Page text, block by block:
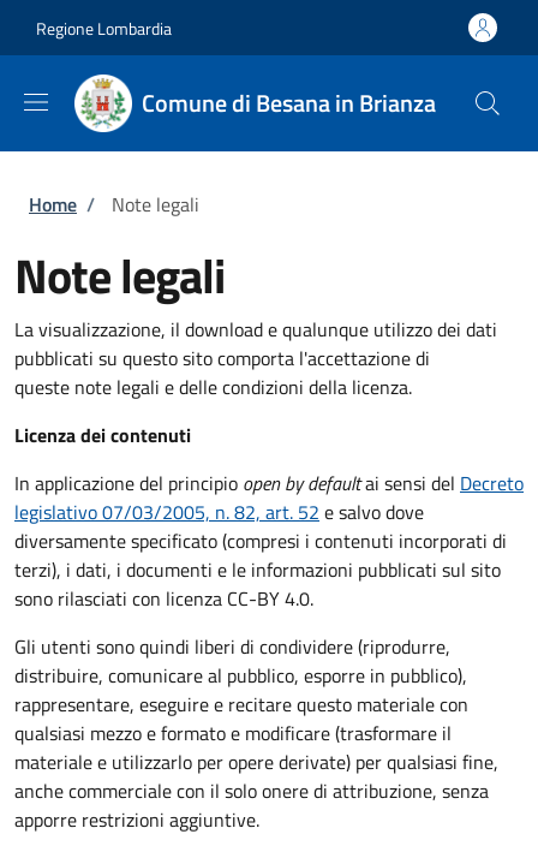
Regione Lombardia
Comune di Besana in Brianza
Briciole di pane
Home / Note legali
Note legali
La visualizzazione, il download e qualunque utilizzo dei dati
pubblicati su questo sito comporta l'accettazione di
queste note legali e delle condizioni della licenza.
Licenza dei contenuti
In applicazione del principio open by defaultai sensi del Decreto
legislativo 07/03/2005, n. 82, art. 52 e salvo dove
diversamente specificato (compresi i contenuti incorporati di
terzi), i dati, i documenti e le informazioni pubblicati sul sito
sono rilasciati con licenza CC-BY 4.0.
Gli utenti sono quindi liberi di condividere (riprodurre,
distribuire, comunicare al pubblico, esporre in pubblico),
rappresentare, eseguire e recitare questo materiale con
qualsiasi mezzo e formato e modificare (trasformare il
materiale e utilizzarlo per opere derivate) per qualsiasi fine,
anche commerciale con il solo onere di attribuzione, senza
apporre restrizioni aggiuntive.